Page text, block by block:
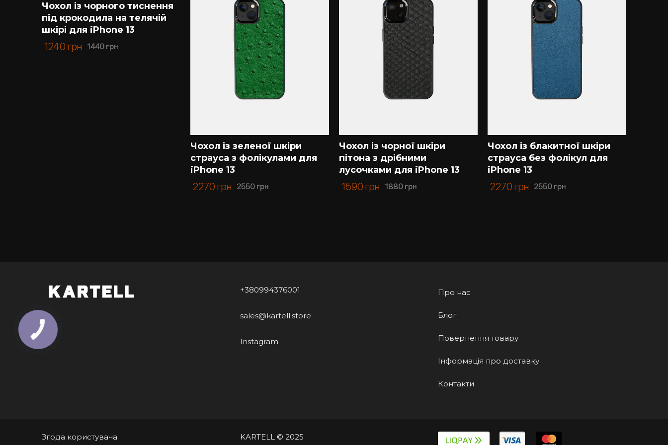
Чохол із чорного тиснення
під крокодила на телячій
шкірі для iPhone 13
1440грн
1240 грн
Чохол із зеленої шкіри
страуса з фолікулами для
iPhone 13
2550грн
2270 грн
Чохол із чорної шкіри
пітона з дрібними
лусочками для iPhone 13
1880грн
1590 грн
Чохол із блакитної шкіри
страуса без фолікул для
iPhone 13
2550грн
2270 грн
+380994376001
sales@kartell.store
Instagram
Про нас
Блог
Повернення товару
Інформація про доставку
Контакти
Згода користувача KARTELL © 2025